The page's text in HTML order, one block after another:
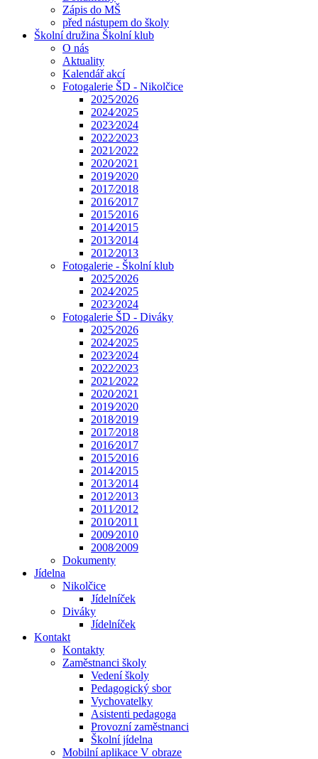
Zápis do MŠ
před nástupem do školy
Školní družina Školní klub
O nás
Aktuality
Kalendář akcí
Fotogalerie ŠD - Nikolčice
2025⁄2026
2024⁄2025
2023⁄2024
2022⁄2023
2021⁄2022
2020⁄2021
2019⁄2020
2017⁄2018
2016⁄2017
2015⁄2016
2014⁄2015
2013⁄2014
2012⁄2013
Fotogalerie - Školní klub
2025⁄2026
2024⁄2025
2023⁄2024
Fotogalerie ŠD - Diváky
2025⁄2026
2024⁄2025
2023⁄2024
2022⁄2023
2021⁄2022
2020⁄2021
2019⁄2020
2018⁄2019
2017⁄2018
2016⁄2017
2015⁄2016
2014⁄2015
2013⁄2014
2012⁄2013
2011⁄2012
2010⁄2011
2009⁄2010
2008⁄2009
Dokumenty
Jídelna
Nikolčice
Jídelníček
Diváky
Jídelníček
Kontakt
Kontakty
Zaměstnanci školy
Vedení školy
Pedagogický sbor
Vychovatelky
Asistenti pedagoga
Provozní zaměstnanci
Školní jídelna
Mobilní aplikace V obraze